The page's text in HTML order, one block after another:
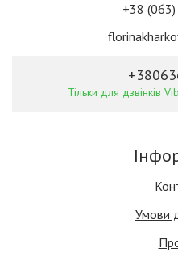
+38
Тільки для дзвінків
Умови